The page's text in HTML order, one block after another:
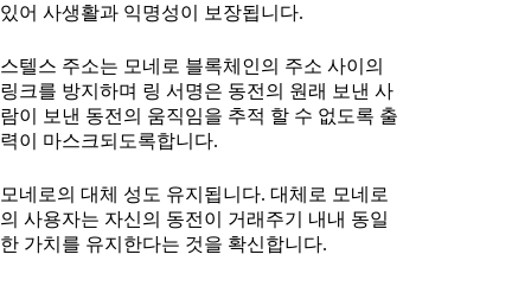
있어 사생활과 익명성이 보장됩니다.
스텔스 주소는 모네로 블록체인의 주소 사이의
링크를 방지하며 링 서명은 동전의 원래 보낸 사
람이 보낸 동전의 움직임을 추적 할 수 없도록 출
력이 마스크되도록합니다.
모네로의 대체 성도 유지됩니다. 대체로 모네로
의 사용자는 자신의 동전이 거래주기 내내 동일
한 가치를 유지한다는 것을 확신합니다.